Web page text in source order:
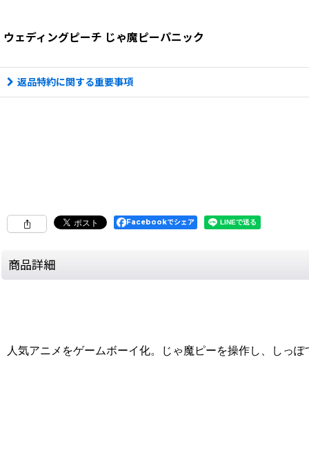
ウェディングピーチ じゃ魔ピーパニック
返品特約に関する重要事項
Facebookでシェア
商品詳細
人気アニメをゲームボーイ化。じゃ魔ピーを操作し、しっ